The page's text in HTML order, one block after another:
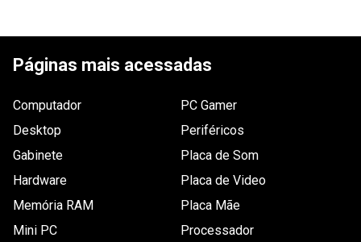
branco
Brilho em
3.200 Lúmens
Resolução
nativa
Lâmpada
entrada
Alto-
ESCREVER AVALIAÇÃO
Páginas mais acessadas
Computador
Desktop
Gabinete
Hardware
Memória RAM
Mini PC
PC Gamer
Periféricos
Placa de Som
Placa de Video
Placa Mãe
Processador